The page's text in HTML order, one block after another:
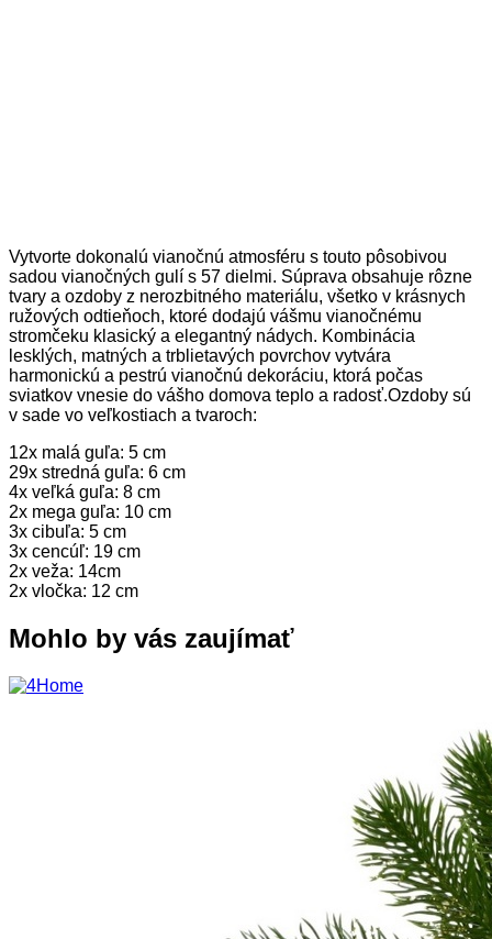
Vytvorte dokonalú vianočnú atmosféru s touto pôsobivou
sadou vianočných gulí s 57 dielmi. Súprava obsahuje rôzne
tvary a ozdoby z nerozbitného materiálu, všetko v krásnych
ružových odtieňoch, ktoré dodajú vášmu vianočnému
stromčeku klasický a elegantný nádych. Kombinácia
lesklých, matných a trblietavých povrchov vytvára
harmonickú a pestrú vianočnú dekoráciu, ktorá počas
sviatkov vnesie do vášho domova teplo a radosť.Ozdoby sú
v sade vo veľkostiach a tvaroch:
12x malá guľa: 5 cm
29x stredná guľa: 6 cm
4x veľká guľa: 8 cm
2x mega guľa: 10 cm
3x cibuľa: 5 cm
3x cencúľ: 19 cm
2x veža: 14cm
2x vločka: 12 cm
Mohlo by vás zaujímať